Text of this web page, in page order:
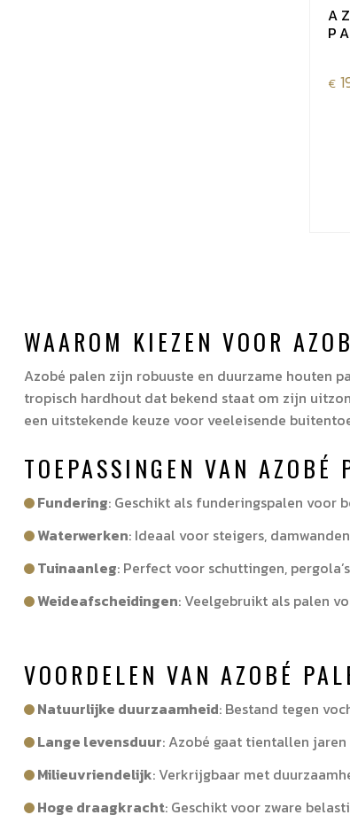
€
WAAROM KIEZEN VOOR
Azobé palen zijn robuuste en duurzame houten
tropisch hardhout dat bekend staat om zijn
een uitstekende keuze voor veeleisende
TOEPASSINGEN VAN AZOBÉ
Fundering: Geschikt als funderingspalen voor
Waterwerken: Ideaal voor steigers,
Tuinaanleg: Perfect voor schuttingen,
Weideafscheidingen: Veelgebruikt als palen
VOORDELEN VAN AZOBÉ
Natuurlijke duurzaamheid: Bestand tegen
Lange levensduur: Azobé gaat tientallen
Milieuvriendelijk: Verkrijgbaar met
Hoge draagkracht: Geschikt voor zware